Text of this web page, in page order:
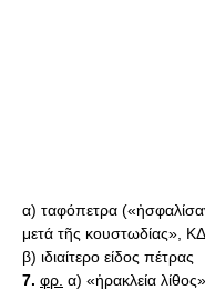
α) ταφόπετρα
μετά τῆς κουστωδίας»,
β) ιδιαίτερο είδος πέτρας
7. φρ. α) «ἡρακλεία